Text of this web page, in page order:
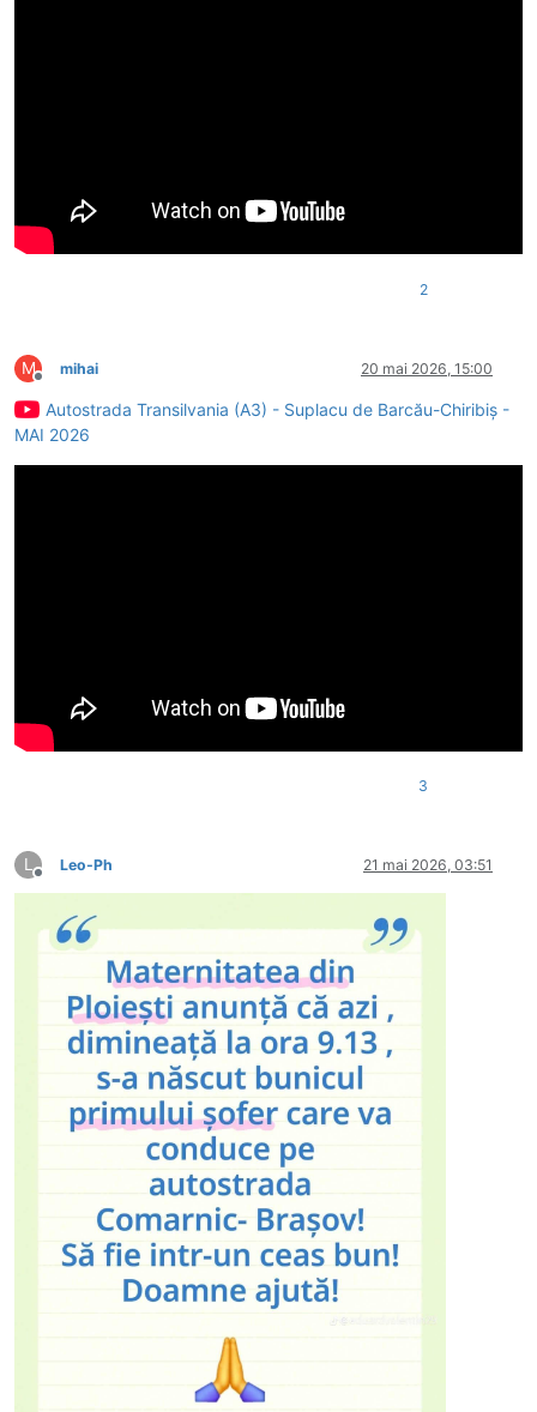
2
M
Deconectat
mihai 20 mai 2026, 15:00
Autostrada Transilvania (A3) - Suplacu de Barcău-Chiribiș -
MAI 2026
3
L
Deconectat
Leo-Ph 21 mai 2026, 03:51